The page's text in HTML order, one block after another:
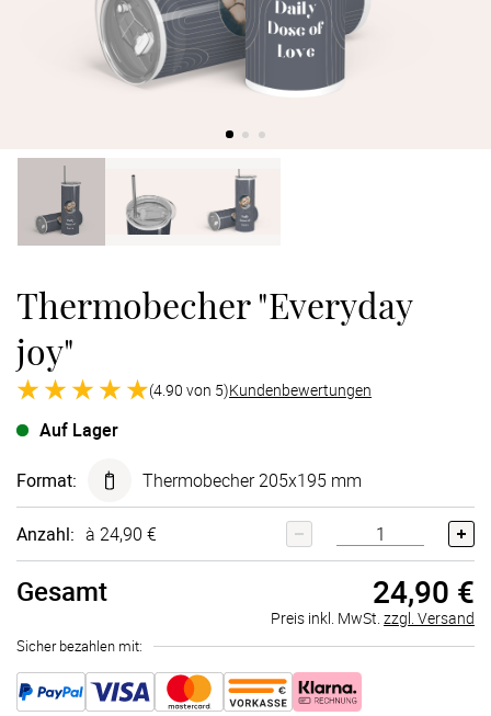
Thermobecher "Everyday
joy"
(4.90 von 5)Kundenbewertungen
Auf Lager
Format: Thermobecher 205x195 mm
Anzahl: à 24,90 €
Gesamt 24,90 €
Preis inkl. MwSt. zzgl. Versand
Sicher bezahlen mit: